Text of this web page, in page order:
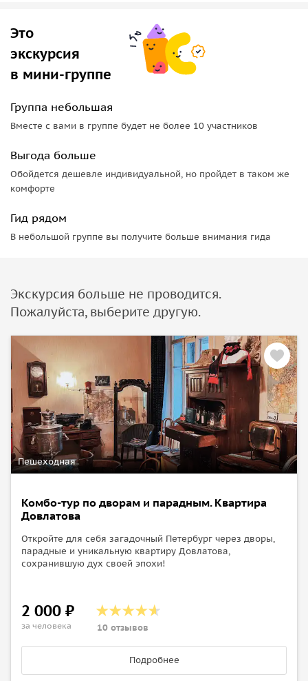
Это
экскурсия
в мини-группе
Группа небольшая
Вместе с вами в группе будет не более 10 участников
Выгода больше
Обойдется дешевле индивидуальной, но пройдет в таком же
комфорте
Гид рядом
В небольшой группе вы получите больше внимания гида
Экскурсия больше не проводится.
Пожалуйста, выберите другую.
Пешеходная
Комбо-тур по дворам и парадным. Квартира
Довлатова
Откройте для себя загадочный Петербург через дворы,
парадные и уникальную квартиру Довлатова,
сохранившую дух своей эпохи!
2 000 ₽
за человека 10 отзывов
Подробнее